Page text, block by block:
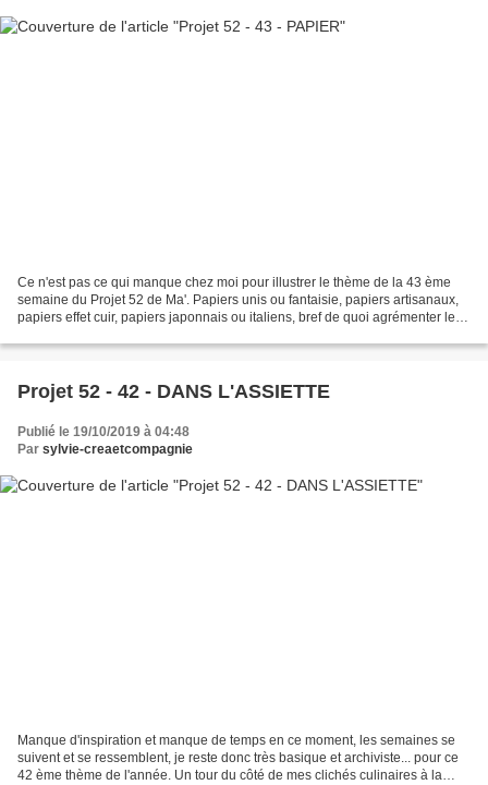
Ce n'est pas ce qui manque chez moi pour illustrer le thème de la 43 ème
semaine du Projet 52 de Ma'. Papiers unis ou fantaisie, papiers artisanaux,
papiers effet cuir, papiers japonnais ou italiens, bref de quoi agrémenter les
Projet 52 - 42 - DANS L'ASSIETTE
Publié le 19/10/2019 à 04:48
Par sylvie-creaetcompagnie
Manque d'inspiration et manque de temps en ce moment, les semaines se
suivent et se ressemblent, je reste donc très basique et archiviste... pour ce
42 ème thème de l'année. Un tour du côté de mes clichés culinaires à la